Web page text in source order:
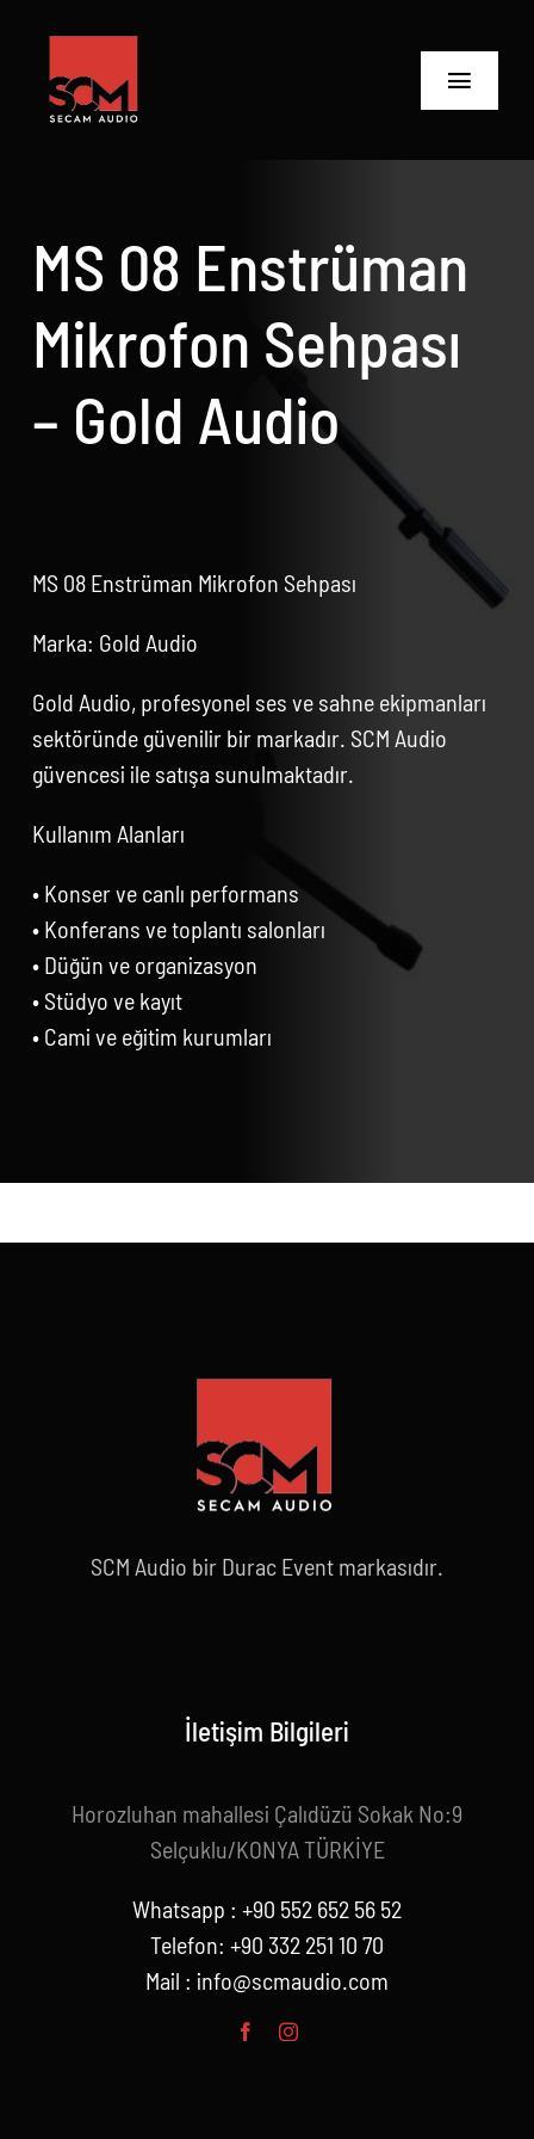
content
Toggle
Biz Kimiz
Neler Yaptık
Neler Yapıyoruz?
MS 08 Enstrüman
Mikrofon Sehpası
– Gold Audio
MS 08 Enstrüman Mikrofon Sehpası
Marka: Gold Audio
Gold Audio, profesyonel ses ve sahne ekipmanları
sektöründe güvenilir bir markadır. SCM Audio
güvencesi ile satışa sunulmaktadır.
Kullanım Alanları
• Konser ve canlı performans
• Konferans ve toplantı salonları
• Düğün ve organizasyon
• Stüdyo ve kayıt
• Cami ve eğitim kurumları
SCM Audio bir Durac Event markasıdır.
İletişim Bilgileri
Horozluhan mahallesi Çalıdüzü Sokak No:9
Selçuklu/KONYA TÜRKİYE
Whatsapp : +90 552 652 56 52
Telefon: +90 332 251 10 70
Mail : info@scmaudio.com